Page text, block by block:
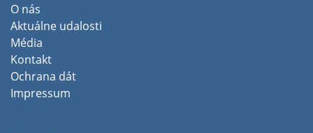
O nás
Aktuálne udalosti
Média
Kontakt
Ochrana dát
Impressum